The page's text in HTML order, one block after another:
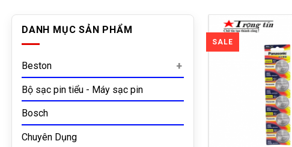
DANH MỤC SẢN PHẨM
Beston
Bộ sạc pin tiểu - Máy sạc pin
Bosch
Chuyên Dụng